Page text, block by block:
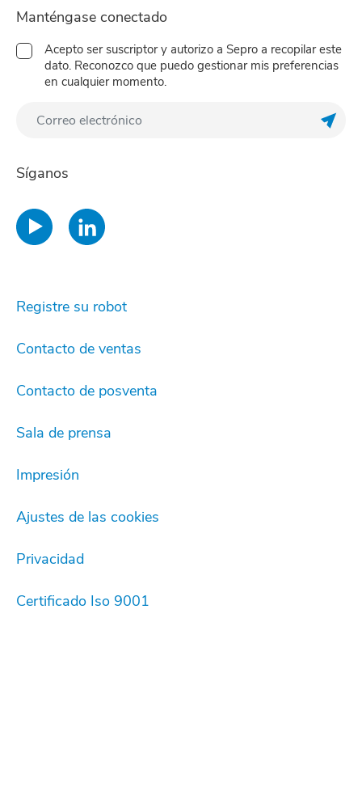
Manténgase conectado
Acepto ser suscriptor y autorizo a Sepro a recopilar este
dato. Reconozco que puedo gestionar mis preferencias
en cualquier momento.
Síganos
Registre su robot
Contacto de ventas
Contacto de posventa
Sala de prensa
Impresión
Ajustes de las cookies
Privacidad
Certificado Iso 9001